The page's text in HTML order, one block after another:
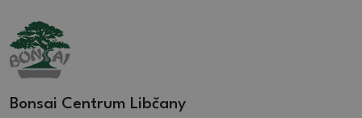
Bonsai Centrum Libčany